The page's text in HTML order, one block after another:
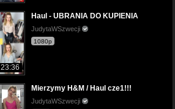
23:36
Haul - UBRANIA DO KUPIENIA
JudytaWSzwecji
1080p
Mierzymy H&M / Haul cze1!!!
JudytaWSzwecji